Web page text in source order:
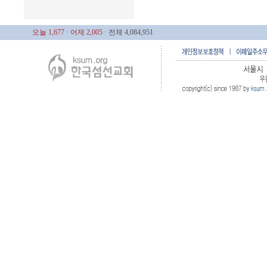
오늘 1,677 · 어제 2,005 · 전체 4,084,951